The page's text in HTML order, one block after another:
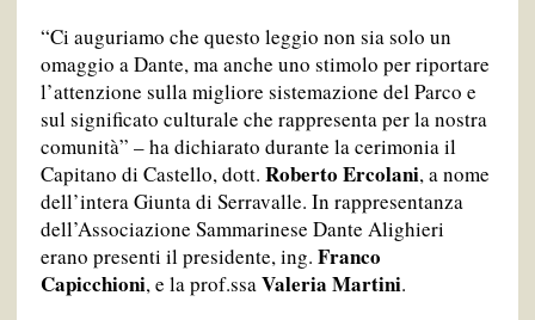
“Ci auguriamo che questo leggio non sia solo un
omaggio a Dante, ma anche uno stimolo per riportare
l’attenzione sulla migliore sistemazione del Parco e
sul significato culturale che rappresenta per la nostra
comunità” – ha dichiarato durante la cerimonia il
Capitano di Castello, dott. Roberto Ercolani, a nome
dell’intera Giunta di Serravalle. In rappresentanza
dell’Associazione Sammarinese Dante Alighieri
erano presenti il presidente, ing. Franco
Capicchioni, e la prof.ssaValeria Martini.